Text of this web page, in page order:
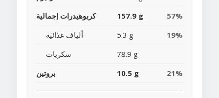
كربوهيدرات إجمالية
157.9 g
57%
ألياف غذائية
5.3 g
19%
سكريات
78.9 g
بروتين
10.5 g 21%